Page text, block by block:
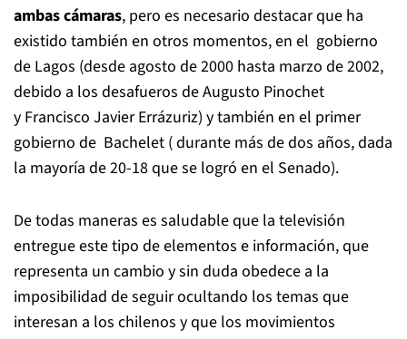
ambas cámaras, pero es necesario destacar que ha
existido también en otros momentos, en el gobierno
de Lagos (desde agosto de 2000 hasta marzo de 2002,
debido a los desafueros de Augusto Pinochet
y Francisco Javier Errázuriz) y también en el primer
gobierno de Bachelet ( durante más de dos años, dada
la mayoría de 20-18 que se logró en el Senado).
De todas maneras es saludable que la televisión
entregue este tipo de elementos e información, que
representa un cambio y sin duda obedece a la
imposibilidad de seguir ocultando los temas que
interesan a los chilenos y que los movimientos